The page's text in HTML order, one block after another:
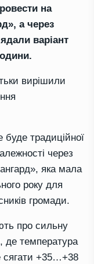
на
а через
варіант
вирішили
буде традиційної
через
яка мала
року для
громади.
про сильну
де температура
+35…+38